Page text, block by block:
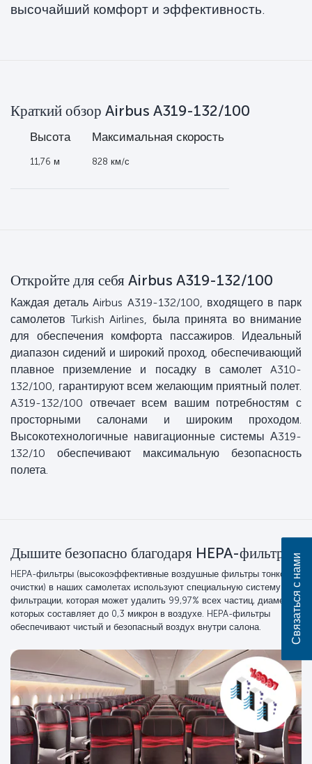
высочайший комфорт и эффективность.
Краткий обзор Airbus A319-132/100
Высота
11,76 м
Максимальная скорость
828 км/с
Откройте для себя Airbus A319-132/100
Каждая деталь Airbus A319-132/100, входящего в парк
самолетов Turkish Airlines, была принята во внимание
для обеспечения комфорта пассажиров. Идеальный
диапазон сидений и широкий проход, обеспечивающий
плавное приземление и посадку в самолет A310-
132/100, гарантируют всем желающим приятный полет.
A319-132/100 отвечает всем вашим потребностям с
просторными салонами и широким проходом.
Высокотехнологичные навигационные системы А319-
132/10 обеспечивают максимальную безопасность
полета.
Дышите безопасно благодаря HEPA-фильтрам
HEPA-фильтры (высокоэффективные воздушные фильтры тонкой
очистки) в наших самолетах используют специальную систему
фильтрации, которая может удалить 99,97% всех частиц, диаметр
которых составляет до 0,3 микрон в воздухе. HEPA-фильтры
обеспечивают чистый и безопасный воздух внутри салона.
Связаться с нами